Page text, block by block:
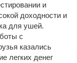
и
доходности и
для ушей.
с
казались
легких денег